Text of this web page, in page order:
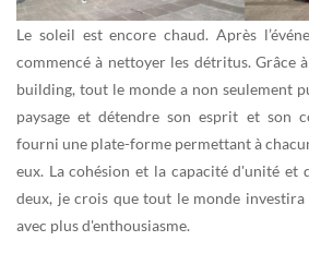
Le soleil est encore chaud. Après
commencé à nettoyer les détritus. Grâce
building, tout le monde a non seulement
paysage et détendre son esprit et son
fourni une plate-forme permettant à
eux. La cohésion et la capacité d'unité et
deux, je crois que tout le monde
avec plus d'enthousiasme.